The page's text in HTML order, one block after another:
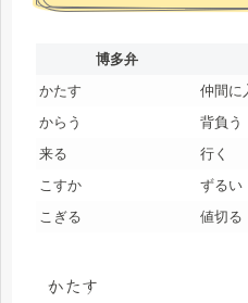
博多弁
かたす
仲間に
からう
背負う
来る
行く
こすか
ずるい
こぎる
値切る
かたす